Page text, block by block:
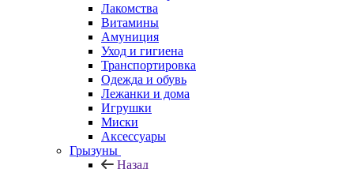
Лакомства
Витамины
Амуниция
Уход и гигиена
Транспортировка
Одежда и обувь
Лежанки и дома
Игрушки
Миски
Аксессуары
Грызуны
Назад